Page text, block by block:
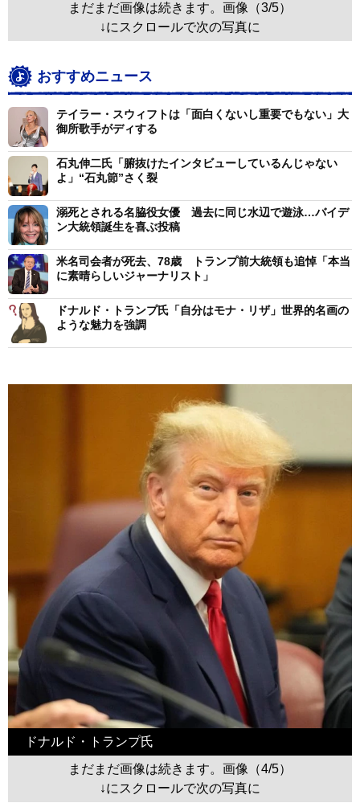
まだまだ画像は続きます。画像（3/5）
↓にスクロールで次の写真に
おすすめニュース
テイラー・スウィフトは「面白くないし重要でもない」大
御所歌手がディする
石丸伸二氏「腑抜けたインタビューしているんじゃない
よ」“石丸節”さく裂
溺死とされる名脇役女優 過去に同じ水辺で遊泳…バイデ
ン大統領誕生を喜ぶ投稿
米名司会者が死去、78歳 トランプ前大統領も追悼「本当
に素晴らしいジャーナリスト」
ドナルド・トランプ氏「自分はモナ・リザ」世界的名画の
ような魅力を強調
ドナルド・トランプ氏
まだまだ画像は続きます。画像（4/5）
↓にスクロールで次の写真に